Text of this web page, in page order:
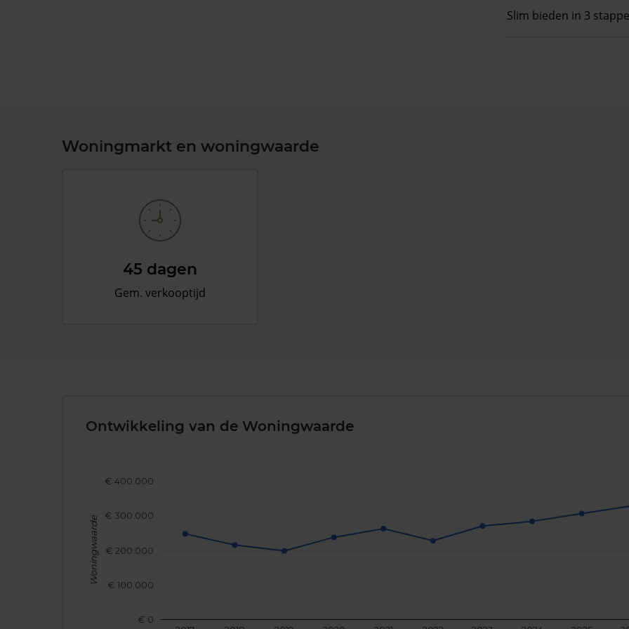
Slim bieden in 3
Woningmarkt en woningwaarde
45 dagen
Gem. verkooptijd
Ontwikkeling van de Woningwaarde
€ 0
€ 100.000
€ 200.000
€ 300.000
€ 400.000
Woningwaarde